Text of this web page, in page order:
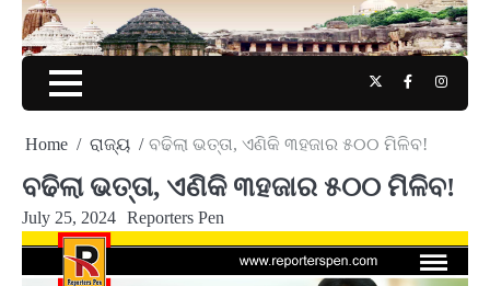
TwitterFacebook
Home ରାଜ୍ୟ ବଢିଲା ଭତ୍ତା, ଏଣିକି ୩ହଜାର ୫୦୦ ମିଳିବ!
ବଢିଲା ଭତ୍ତା, ଏଣିକି ୩ହଜାର ୫୦୦ ମିଳିବ!
July 25, 2024 Reporters Pen